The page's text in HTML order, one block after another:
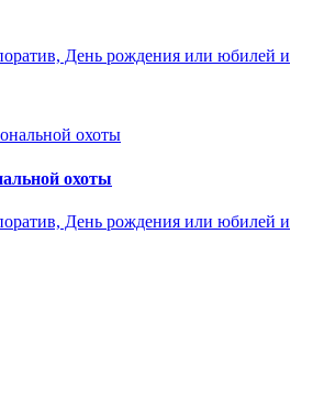
День рождения или юбилей и
охоты
День рождения или юбилей и